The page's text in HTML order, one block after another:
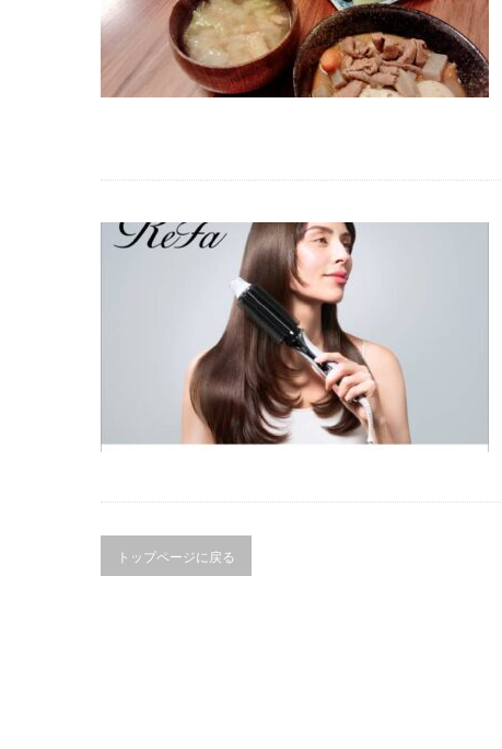
トップページに戻る